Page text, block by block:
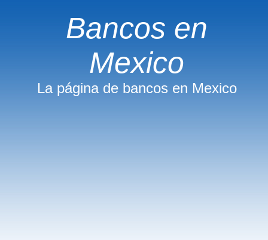
Bancos en
Mexico
La página de bancos en Mexico